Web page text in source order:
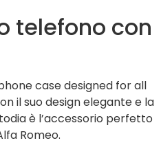
telefono con
case designed for all
il suo design elegante e la
è l’accessorio perfetto
Romeo.